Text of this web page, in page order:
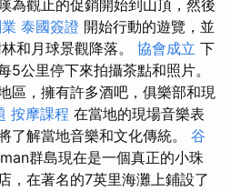
為觀止的促銷開始到山頂，然後
泰國簽證 開始行動的遊覽，並
和月球景觀降落。 協會成立 下
5公里停下來拍攝茶點和照片。
區，擁有許多酒吧，俱樂部和現
按摩課程 在當地的現場音樂表
了解當地音樂和文化傳統。 谷
群島現在是一個真正的小珠
，在著名的7英里海灘上鋪設了